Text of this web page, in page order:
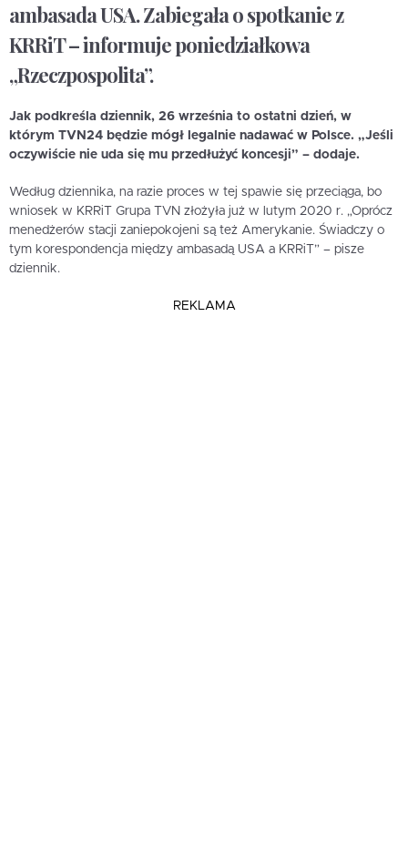
ambasada USA. Zabiegała o spotkanie z
KRRiT – informuje poniedziałkowa
„Rzeczpospolita”.
Jak podkreśla dziennik, 26 września to ostatni dzień, w
którym TVN24 będzie mógł legalnie nadawać w Polsce. „Jeśli
oczywiście nie uda się mu przedłużyć koncesji” – dodaje.
Według dziennika, na razie proces w tej spawie się przeciąga, bo
wniosek w KRRiT Grupa TVN złożyła już w lutym 2020 r. „Oprócz
menedżerów stacji zaniepokojeni są też Amerykanie. Świadczy o
tym korespondencja między ambasadą USA a KRRiT” – pisze
dziennik.
REKLAMA